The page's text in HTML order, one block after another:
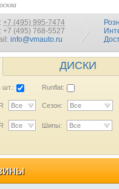
+7 (495) 995-7474
+7 (495) 768-5527
info@vmauto.ru
ДИСКИ
шт.: Runflat:
R Все Сезон: Все
R Все Шипы: Все